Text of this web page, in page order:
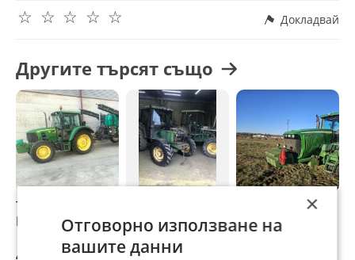
☆
☆
☆
☆
☆ Докладвай
Другите търсят също
Трактор John
Deere 6330
40 000 €
Deere Изкупуваме
само John Deere
трактори
51 €
Трактор John
Deere
×
Отговорно използване на
вашите данни